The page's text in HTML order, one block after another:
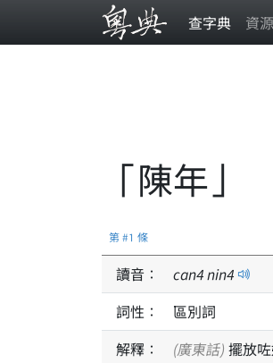
查字典 資源
「陳年」
第 #1 條
讀音： can4nin4
詞性：
區別詞
解釋：
(廣東話) 擺放